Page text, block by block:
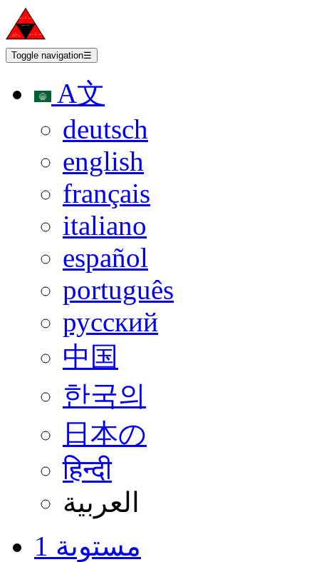
Toggle navigation☰
A文
deutsch
english
français
italiano
español
português
русский
中国
한국의
日本の
हिन्दी
العربية
مستوىة 1